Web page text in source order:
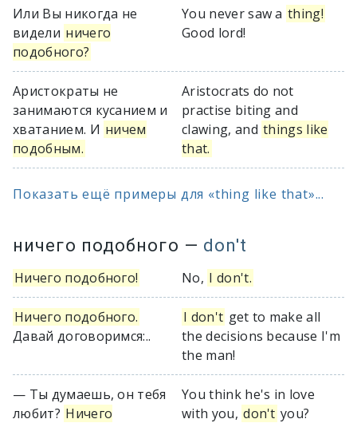
Или Вы никогда не
видели ничего
подобного?
You never saw a thing!
Good lord!
Аристократы не
занимаются кусанием и
хватанием. И ничем
подобным.
Aristocrats do not
practise biting and
clawing, and things like
that.
Показать ещё примеры для «thing like that»...
ничего подобного — don't
Ничего подобного! No, I don't.
Ничего подобного.
Давай договоримся:..
I don't get to make all
the decisions because I'm
the man!
— Ты думаешь, он тебя
любит? Ничего
You think he's in love
with you, don't you?